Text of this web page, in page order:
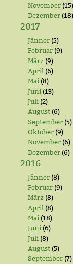
November (15)
Dezember (18)
2017
Jänner (5)
Februar (9)
März (9)
April (6)
Mai (8)
Juni (13)
Juli (2)
August (6)
September (5)
Oktober (9)
November (6)
Dezember (6)
2016
Jänner (8)
Februar (9)
März (8)
April (8)
Mai (18)
Juni (6)
Juli (8)
August (5)
September (7)